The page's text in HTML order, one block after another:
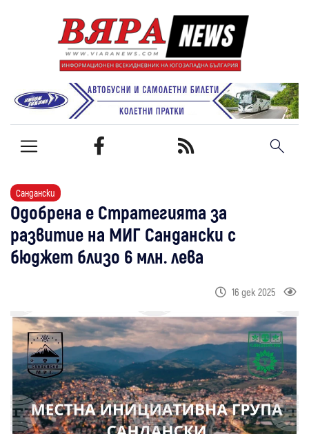
Сандански
Одобрена е Стратегията за
развитие на МИГ Сандански с
бюджет близо 6 млн. лева
16 дек 2025